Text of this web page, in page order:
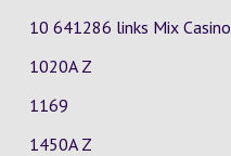
10 641286 links Mix Casino
1020A Z
1169
1450A Z